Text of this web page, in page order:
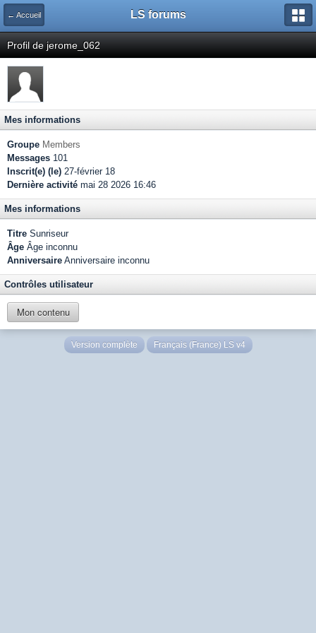
← Accueil LS forums
Profil de jerome_062
Mes informations
Groupe Members
Messages 101
Inscrit(e) (le) 27-février 18
Dernière activité mai 28 2026 16:46
Mes informations
Titre Sunriseur
Âge Âge inconnu
Anniversaire Anniversaire inconnu
Contrôles utilisateur
Mon contenu
Version complète Français (France) LS v4